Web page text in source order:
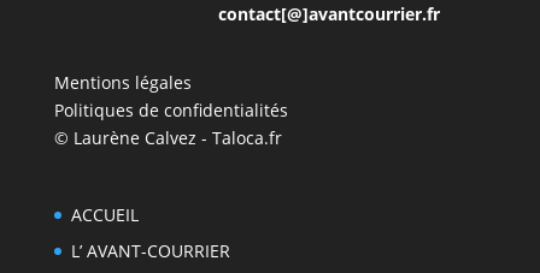
contact[@]avantcourrier.fr
Mentions légales
Politiques de confidentialités
© Laurène Calvez - Taloca.fr
ACCUEIL
L’ AVANT-COURRIER